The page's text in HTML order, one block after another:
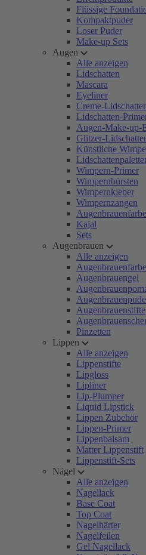
Flüssige
Kompaktpuder
Loser Puder
Make-up Sets
Augen
Alle anzeigen
Lidschatten
Mascara
Eyeliner
Creme-
Lidschatten-
Augen-Make-up-
Glitzer-
Künstliche
Wimpern-Primer
Wimpernbürsten
Wimpernkleber
Wimpernzangen
Augenbrauenfarbe
Kajal
Sets
Augenbrauen
Alle anzeigen
Augenbrauenfarbe
Augenbrauengel
Augenbrauenstifte
Pinzetten
Lippen
Alle anzeigen
Lippenstifte
Lipgloss
Lipliner
Lip-Plumper
Liquid Lipstick
Lippen Zubehör
Lippen-Primer
Lippenbalsam
Matter Lippenstift
Lippenstift-Sets
Nägel
Alle anzeigen
Nagellack
Base Coat
Top Coat
Nagelhärter
Nagelfeilen
Gel Nagellack